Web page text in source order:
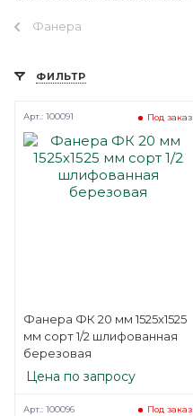
Фанера
ФИЛЬТР
Фанера ФК 20 мм 1525х1525
мм сорт 1/2 шлифованная
березовая
Под заказ
Арт.: 100091
Цена по запросу
Под заказ
Арт.: 100096